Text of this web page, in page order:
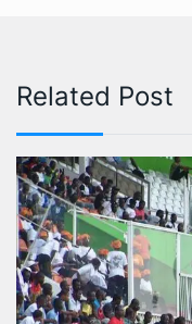
Related Post